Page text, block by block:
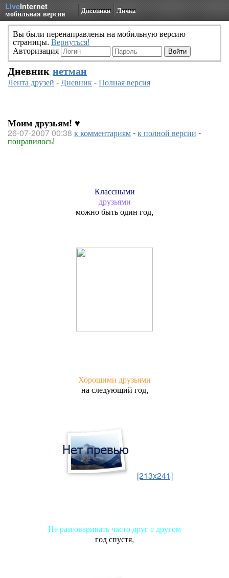
LiveInternet
мобильная версия Дневники Личка
Вы были перенаправлены на мобильную версию
страницы. Вернуться!
Авторизация
Дневник нетман
Лента друзей -Дневник-Полная версия
Моим друзьям! ♥
26-07-2007 00:38 к комментариям-к полной версии -
понравилось!
Классными
друзьями
можно быть один год,
Хорошими друзьями
на следующий год,
[213x241]
Не разговаривать часто друг с другом
год спустя,